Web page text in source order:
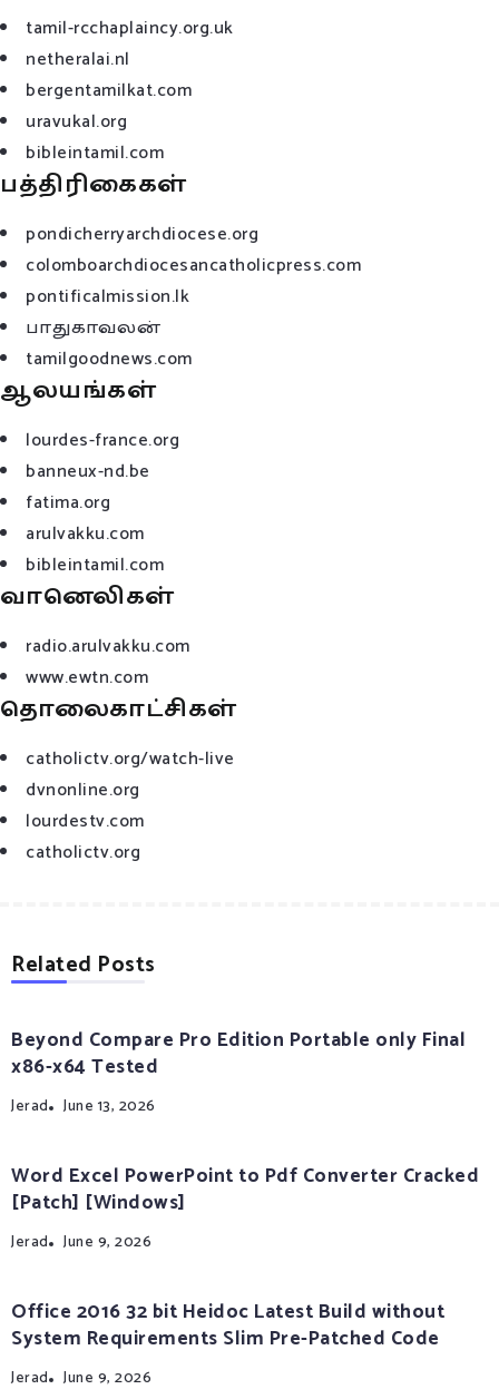
tamil-rcchaplaincy.org.uk
netheralai.nl
bergentamilkat.com
uravukal.org
bibleintamil.com
பத்திரிகைகள்
pondicherryarchdiocese.org
colomboarchdiocesancatholicpress.com
pontificalmission.lk
பாதுகாவலன்
tamilgoodnews.com
ஆலயங்கள்
lourdes-france.org
banneux-nd.be
fatima.org
arulvakku.com
bibleintamil.com
வானெலிகள்
radio.arulvakku.com
www.ewtn.com
தொலைகாட்சிகள்
catholictv.org/watch-live
dvnonline.org
lourdestv.com
catholictv.org
Related Posts
Beyond Compare Pro Edition Portable only Final
x86-x64 Tested
Jerad June 13, 2026
Word Excel PowerPoint to Pdf Converter Cracked
[Patch] [Windows]
Jerad June 9, 2026
Office 2016 32 bit Heidoc Latest Build without
System Requirements Slim Pre-Patched Code
Jerad June 9, 2026